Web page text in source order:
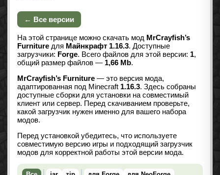
← Все версии
На этой странице можно скачать мод MrCrayfish’s
Furniture для Майнкрафт 1.16.3. Доступные
загрузчики: Forge. Всего файлов для этой версии: 1,
общий размер файлов — 1,66 Mb.
MrCrayfish’s Furniture — это версия мода,
адаптированная под Minecraft 1.16.3. Здесь собраны
доступные сборки для установки на совместимый
клиент или сервер. Перед скачиванием проверьте,
какой загрузчик нужен именно для вашего набора
модов.
Перед установкой убедитесь, что используете
совместимую версию игры и подходящий загрузчик
модов для корректной работы этой версии мода.